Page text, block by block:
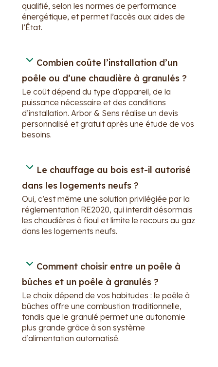
qualifié, selon les normes de performance
énergétique, et permet l’accès aux aides de
l’État.
Combien coûte l’installation d’un
poêle ou d’une chaudière à granulés ?
Le coût dépend du type d’appareil, de la
puissance nécessaire et des conditions
d’installation. Arbor & Sens réalise un devis
personnalisé et gratuit après une étude de vos
besoins.
Le chauffage au bois est-il autorisé
dans les logements neufs ?
Oui, c’est même une solution privilégiée par la
réglementation RE2020, qui interdit désormais
les chaudières à fioul et limite le recours au gaz
dans les logements neufs.
Comment choisir entre un poêle à
bûches et un poêle à granulés ?
Le choix dépend de vos habitudes : le poêle à
bûches offre une combustion traditionnelle,
tandis que le granulé permet une autonomie
plus grande grâce à son système
d’alimentation automatisé.